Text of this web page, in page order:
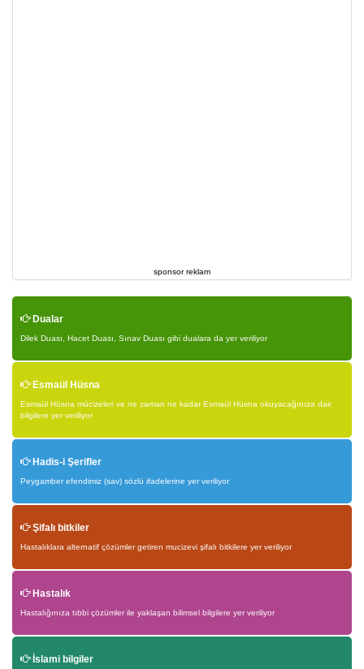
sponsor reklam
Dualar
Dilek Duası, Hacet Duası, Sınav Duası gibi dualara da yer veriliyor
Esmaül Hüsna
Esmaül Hüsna mücizeleri ve ne zaman ne kadar Esmaül Hüsna okuyacağınıza dair
bilgilere yer veriliyor
Hadis-i Şerifler
Peygamber efendimiz (sav) sözlü ifadelerine yer veriliyor
Şifalı bitkiler
Hastalıklara alternatif çözümler getiren mucizevi şifalı bitkilere yer veriliyor
Hastalık
Hastalığınıza tıbbi çözümler ile yaklaşan bilimsel bilgilere yer veriliyor
İslami bilgiler